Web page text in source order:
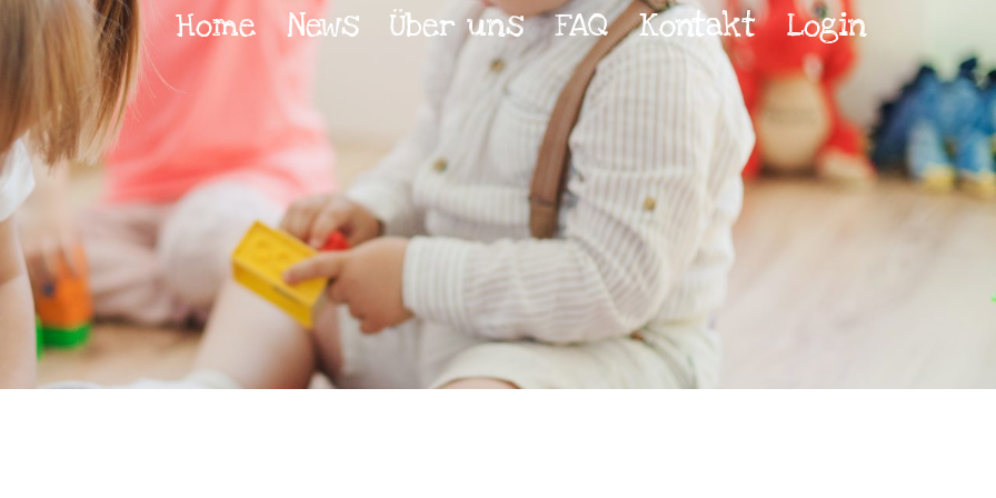
Home News Über uns FAQ Kontakt Login